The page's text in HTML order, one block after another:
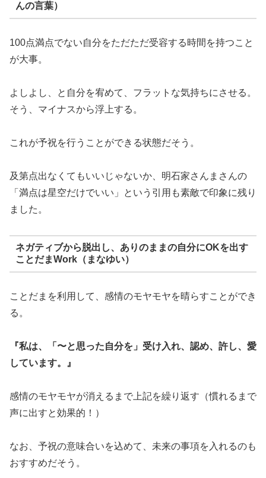
んの言葉）
100点満点でない自分をただただ受容する時間を持つこと
が大事。
よしよし、と自分を宥めて、フラットな気持ちにさせる。
そう、マイナスから浮上する。
これが予祝を行うことができる状態だそう。
及第点出なくてもいいじゃないか、明石家さんまさんの
「満点は星空だけでいい」という引用も素敵で印象に残り
ました。
ネガティブから脱出し、ありのままの自分にOKを出す
ことだまWork（まなゆい）
ことだまを利用して、感情のモヤモヤを晴らすことができ
る。
『私は、「〜と思った自分を」受け入れ、認め、許し、愛
しています。』
感情のモヤモヤが消えるまで上記を繰り返す（慣れるまで
声に出すと効果的！）
なお、予祝の意味合いを込めて、未来の事項を入れるのも
おすすめだそう。